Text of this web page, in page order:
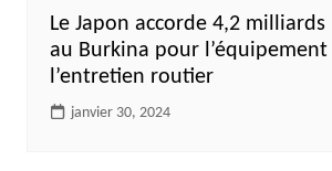
Le Japon accorde 4,2 milliards
au Burkina pour
l’entretien routier
janvier 30, 2024